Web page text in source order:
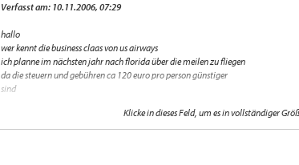
Verfasst am: 10.11.2006, 07:29
hallo
wer kennt die business claas von us airways
ich planne im nächsten jahr nach florida über die meilen zu fliegen
da die steuern und gebühren ca 120 euro pro person günstiger
sind
vielen dank für eure hilfe und antwortenKlicke in dieses Feld, um es in vollständiger